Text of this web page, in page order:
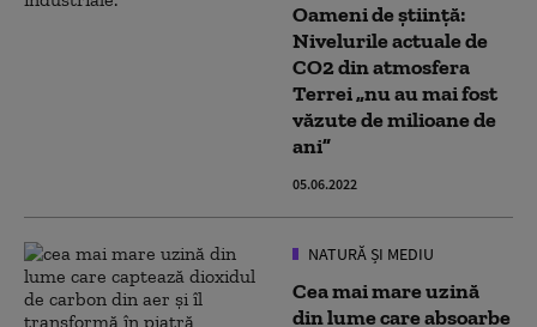
Oameni de știință:
Nivelurile actuale de
CO2 din atmosfera
Terrei „nu au mai fost
văzute de milioane de
ani”
05.06.2022
NATURĂ ȘI MEDIU
Cea mai mare uzină
din lume care absoarbe